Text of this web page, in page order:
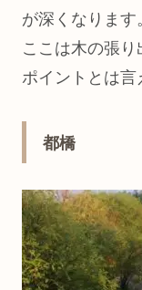
が深くなります
ここは木の張
ポイントとは言
都橋